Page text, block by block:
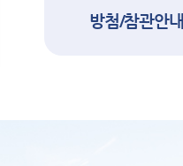
2026-06-19
방첨/참관안내